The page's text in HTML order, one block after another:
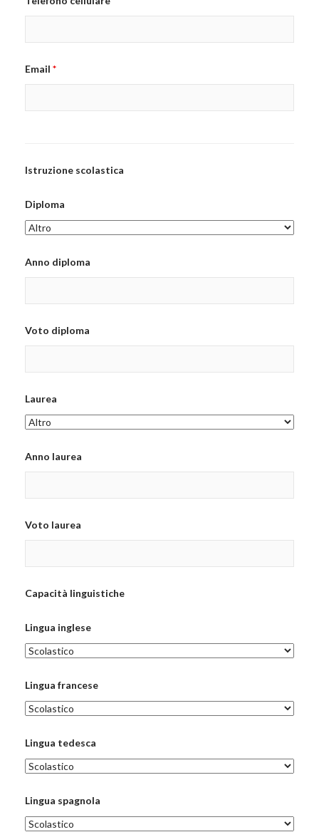
Email *
Istruzione scolastica
Diploma
Anno diploma
Voto diploma
Laurea
Anno laurea
Voto laurea
Capacità linguistiche
Lingua inglese
Lingua francese
Lingua tedesca
Lingua spagnola